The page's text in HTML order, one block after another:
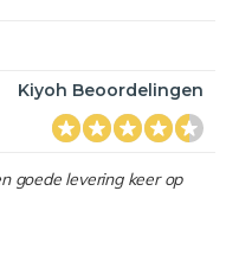
Kiyoh Beoordelingen
goede levering keer op